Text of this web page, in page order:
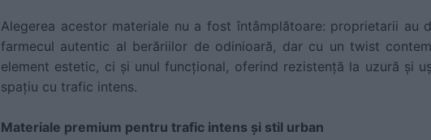
Alegerea acestor materiale nu a fost întâmplătoare: proprietarii au
farmecul autentic al berăriilor de odinioară, dar cu un twist
element estetic, ci și unul funcțional, oferind rezistență la uzură și
spațiu cu trafic intens.
Materiale premium pentru trafic intens și stil urban